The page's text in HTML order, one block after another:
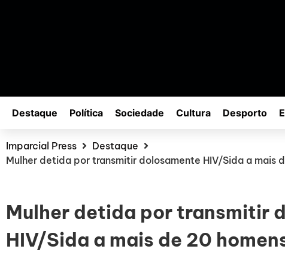
Destaque Política Sociedade Cultura Desporto
Imparcial Press
Destaque
Mulher detida por transmitir dolosamente HIV/Sida a mais
Mulher detida por transmitir
HIV/Sida a mais de 20